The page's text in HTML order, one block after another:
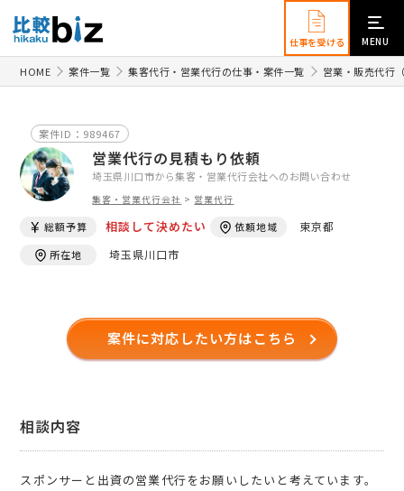
仕事を受ける MENU
HOME 案件一覧 集客代行・営業代行の仕事・案件一覧 営業・販売代行
案件ID：989467
営業代行の見積もり依頼
埼玉県川口市から集客・営業代行会社へのお問い合わせ
集客・営業代行会社 > 営業代行
総額予算 相談して決めたい 依頼地域 東京都
所在地 埼玉県川口市
案件に対応したい方はこちら
相談内容
スポンサーと出資の営業代行をお願いしたいと考えています。